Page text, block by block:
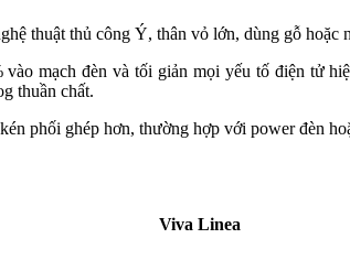
thuật thủ công Ý, thân vỏ lớn, dùng gỗ hoặc
mạch đèn và tối giản mọi yếu tố điện tử
thuần chất.
phối ghép hơn, thường hợp với power đèn
Viva Linea